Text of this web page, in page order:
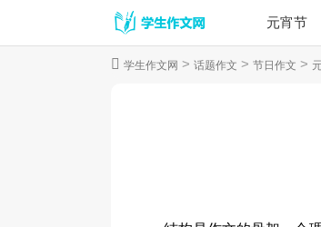
元宵节
学生作文网 > 话题作文 > 节日作文 >